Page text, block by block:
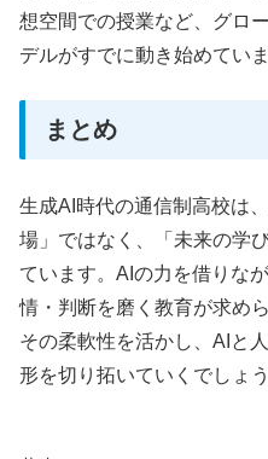
想空間での授業など、グロ
デルがすでに動き始めていま
まとめ
生成AI時代の通信制高校は
場」ではなく、「未来の学
ています。AIの力を借りな
情・判断を磨く教育が求め
その柔軟性を活かし、AIと
形を切り拓いていくでしょう